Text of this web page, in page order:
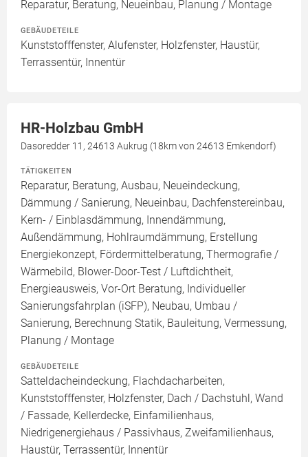
Reparatur, Beratung, Neueinbau, Planung / Montage
GEBÄUDETEILE
Kunststofffenster, Alufenster, Holzfenster, Haustür,
Terrassentür, Innentür
HR-Holzbau GmbH
Dasoredder 11, 24613 Aukrug (18km von 24613 Emkendorf)
TÄTIGKEITEN
Reparatur, Beratung, Ausbau, Neueindeckung,
Dämmung / Sanierung, Neueinbau, Dachfenstereinbau,
Kern- / Einblasdämmung, Innendämmung,
Außendämmung, Hohlraumdämmung, Erstellung
Energiekonzept, Fördermittelberatung, Thermografie /
Wärmebild, Blower-Door-Test / Luftdichtheit,
Energieausweis, Vor-Ort Beratung, Individueller
Sanierungsfahrplan (iSFP), Neubau, Umbau /
Sanierung, Berechnung Statik, Bauleitung, Vermessung,
Planung / Montage
GEBÄUDETEILE
Satteldacheindeckung, Flachdacharbeiten,
Kunststofffenster, Holzfenster, Dach / Dachstuhl, Wand
/ Fassade, Kellerdecke, Einfamilienhaus,
Niedrigenergiehaus / Passivhaus, Zweifamilienhaus,
Haustür, Terrassentür, Innentür